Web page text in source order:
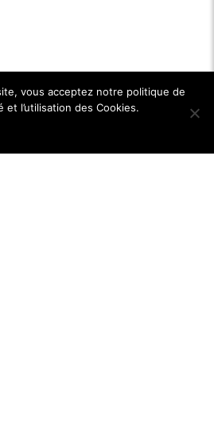
vous acceptez notre politique de
et l’utilisation des Cookies.